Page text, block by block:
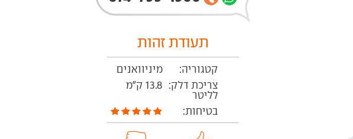
תעודת זהות
קטגוריה:
מיניוואנים
צריכת דלק:
13.8 ק"מ
לליטר
בטיחות: